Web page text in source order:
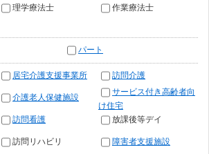
理学療法士
作業療法士
パート
居宅介護支援事業所 訪問介護
介護老人保健施設
サービス付き高齢者向
け住宅
訪問看護
放課後等デイ
訪問リハビリ 障害者支援施設